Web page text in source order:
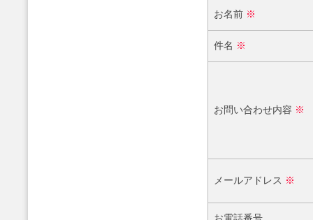
お名前 ※
件名 ※
お問い合わせ内容 ※
メールアドレス ※